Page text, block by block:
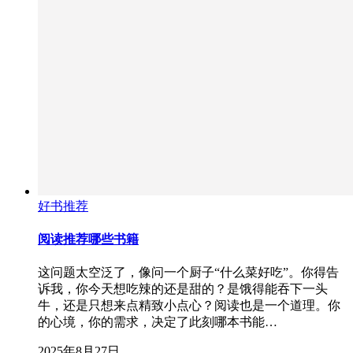
好书推荐
阅读推荐哪些书籍
这问题太空泛了，像问一个厨子“什么菜好吃”。你得告
诉我，你今天想吃辣的还是甜的？是饿得能吞下一头
牛，还是只想来点精致小点心？阅读也是一个道理。你
的心境，你的需求，决定了此刻哪本书能…